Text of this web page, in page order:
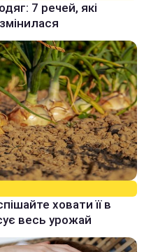
7 речей, які
ховати її в
весь урожай